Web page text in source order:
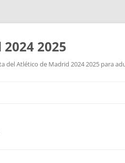
2025
del Atlético de Madrid 2024 2025 para